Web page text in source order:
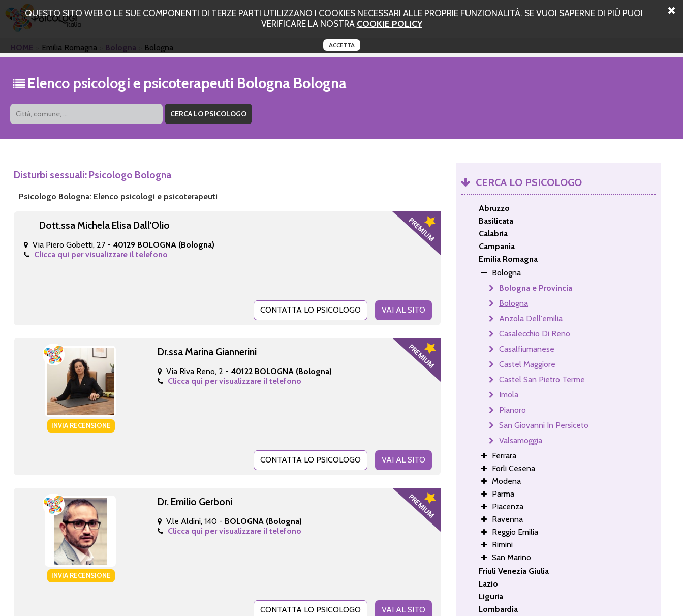
QUESTO SITO WEB O LE SUE COMPONENTI DI TERZE PARTI UTILIZZANO I COOKIES NECESSARI ALLE PROPRIE FUNZIONALITÀ. SE VUOI SAPERNE DI PIÙ PUOI
VERIFICARE LA NOSTRA COOKIE POLICY
ACCETTA
HOME Emilia Romagna Bologna Bologna
Elenco psicologi e psicoterapeuti Bologna Bologna
Disturbi sessuali: Psicologo Bologna
Psicologo Bologna: Elenco psicologi e psicoterapeuti
Dott.ssa Michela Elisa Dall'Olio
Via Piero Gobetti, 27 - 40129 BOLOGNA (Bologna)
Clicca qui per visualizzare il telefono
CONTATTA LO PSICOLOGO VAI AL SITO
INVIA RECENSIONE
Dr.ssa Marina Giannerini
Via Riva Reno, 2 -40122 BOLOGNA (Bologna)
Clicca qui per visualizzare il telefono
CONTATTA LO PSICOLOGO VAI AL SITO
INVIA RECENSIONE
Dr. Emilio Gerboni
V.le Aldini, 140 - BOLOGNA (Bologna)
Clicca qui per visualizzare il telefono
CONTATTA LO PSICOLOGO VAI AL SITO
CERCA LO PSICOLOGO
Abruzzo
Basilicata
Calabria
Campania
Emilia Romagna
Bologna
Bologna e Provincia
Bologna
Anzola Dell'emilia
Casalecchio Di Reno
Casalfiumanese
Castel Maggiore
Castel San Pietro Terme
Imola
Pianoro
San Giovanni In Persiceto
Valsamoggia
Ferrara
Forli Cesena
Modena
Parma
Piacenza
Ravenna
Reggio Emilia
Rimini
San Marino
Friuli Venezia Giulia
Lazio
Liguria
Lombardia